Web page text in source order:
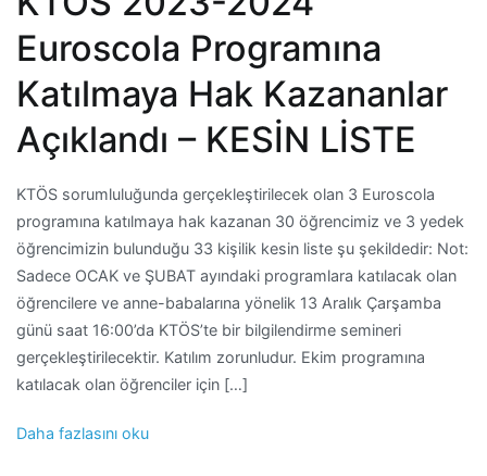
Euroscola Programına
Katılmaya Hak Kazananlar
Açıklandı – KESİN LİSTE
KTÖS sorumluluğunda gerçekleştirilecek olan 3 Euroscola
programına katılmaya hak kazanan 30 öğrencimiz ve 3 yedek
öğrencimizin bulunduğu 33 kişilik kesin liste şu şekildedir: Not:
Sadece OCAK ve ŞUBAT ayındaki programlara katılacak olan
öğrencilere ve anne-babalarına yönelik 13 Aralık Çarşamba
günü saat 16:00’da KTÖS’te bir bilgilendirme semineri
gerçekleştirilecektir. Katılım zorunludur. Ekim programına
katılacak olan öğrenciler için […]
Daha fazlasını oku